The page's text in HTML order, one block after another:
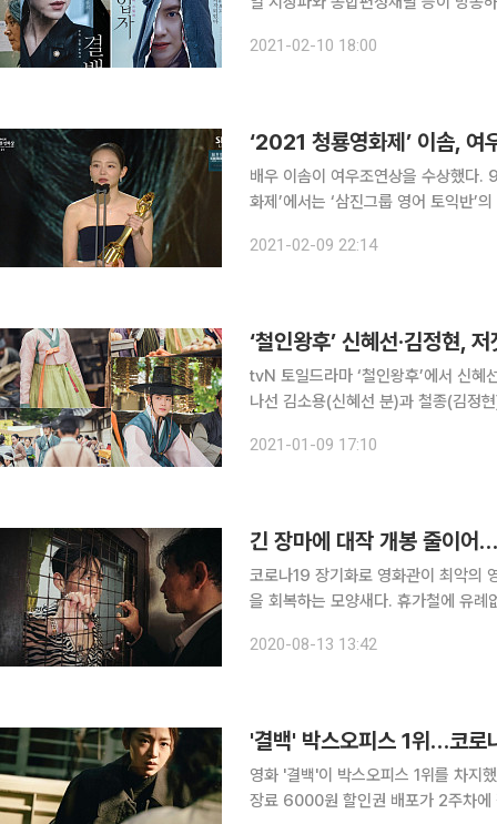
혜선 분)이 살인사건의 용의자로 지목
2021-02-10 18:00
‘2021 청룡영화제’ 이솜,
배우 이솜이 여우조연상을 수상했다. 9일 인천 영종도 파라다이스시티에서 진행된 ‘제41회 청룡영
화제’에서는 ‘삼진그룹 영어 토익반’의 이솜이 여우 조연상을 수상했다. 이날 여우 조연상에는 이솜
보에 올랐다. 수상대에 오른 이솜은
2021-02-09 22:14
‘철인왕후’ 신혜선·김정현,
tvN 토일드라마 ‘철인왕후’에서 신혜선·김정
나선 김소용(신혜선 분)과 철종(김정
빠진 모습이 담겼다. 원하는 것을 찾기
2021-01-09 17:10
긴 장마에 대작 개봉 줄이어
코로나19 장기화로 영화관이 최악의
을 회복하는 모양새다. 휴가철에 유례
던 전국 영화 관람객 수는 5월 153
2020-08-13 13:42
'결백' 박스오피스 1위…코로
영화 '결백'이 박스오피스 1위를 차지
장료 6000원 할인권 배포가 2주차에 접어들